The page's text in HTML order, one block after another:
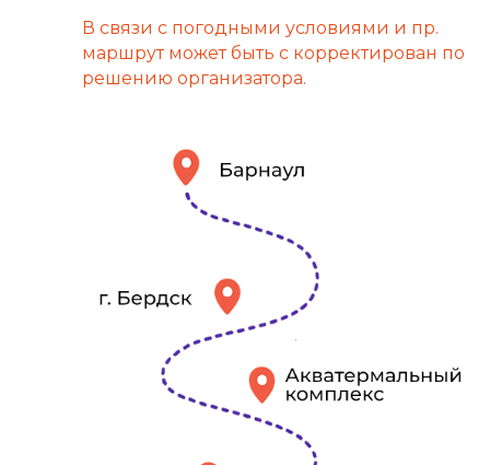
В связи с погодными условиями и пр.
маршрут может быть с корректирован по
решению организатора.